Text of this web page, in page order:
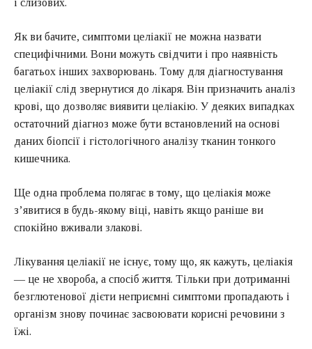
і слизових.
Як ви бачите, симптоми целіакії не можна назвати
специфічними. Вони можуть свідчити і про наявність
багатьох інших захворювань. Тому для діагностування
целіакії слід звернутися до лікаря. Він призначить аналіз
крові, що дозволяє виявити целіакію. У деяких випадках
остаточний діагноз може бути встановлений на основі
даних біопсії і гістологічного аналізу тканин тонкого
кишечника.
Ще одна проблема полягає в тому, що целіакія може
з’явитися в будь-якому віці, навіть якщо раніше ви
спокійно вживали злакові.
Лікування целіакії не існує, тому що, як кажуть, целіакія
— це не хвороба, а спосіб життя. Тільки при дотриманні
безглютенової дієти неприємні симптоми пропадають і
організм знову починає засвоювати корисні речовини з
їжі.